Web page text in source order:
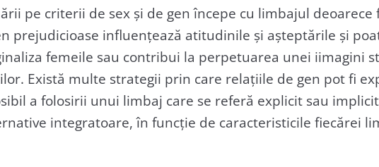
pe criterii de sex și de gen începe cu limbajul
prejudicioase influențează atitudinile și așteptările și
femeile sau contribui la perpetuarea unei iimagini
Există multe strategii prin care relațiile de gen pot fi
a folosirii unui limbaj care se referă explicit sau
integratoare, în funcție de caracteristicile fiecărei